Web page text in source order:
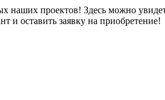
проектов! Здесь можно
и оставить заявку на приобретение!